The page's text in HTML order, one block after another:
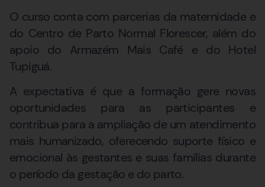
O curso conta com parcerias da maternidade e
do Centro de Parto Normal Florescer, além do
apoio do Armazém Mais Café e do Hotel
Tupiguá.
A expectativa é que a formação gere novas
oportunidades para as participantes e
contribua para a ampliação de um atendimento
mais humanizado, oferecendo suporte físico e
emocional às gestantes e suas famílias durante
o período da gestação e do parto.